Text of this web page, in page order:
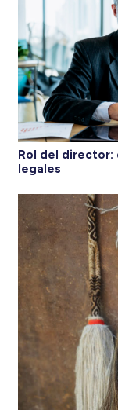
Rol del director:
legales